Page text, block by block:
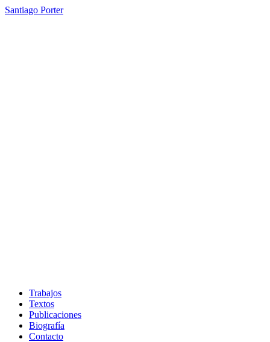
Santiago Porter
Trabajos
Textos
Publicaciones
Biografía
Contacto